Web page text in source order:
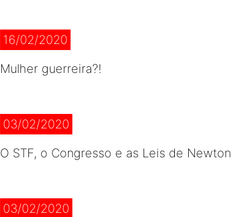
16/02/2020
Mulher guerreira?!
03/02/2020
O STF, o Congresso e as Leis de Newton
03/02/2020